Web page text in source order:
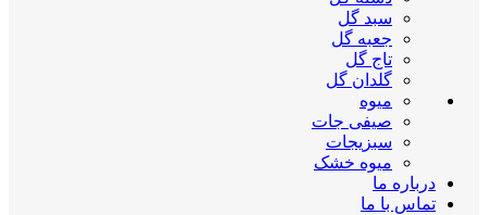
سبد گل
جعبه گل
تاج گل
گلدان گل
میوه
صیفی جات
سبزیجات
میوه خشک
درباره ما
تماس با ما